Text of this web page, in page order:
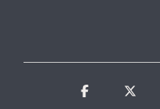
Facebook